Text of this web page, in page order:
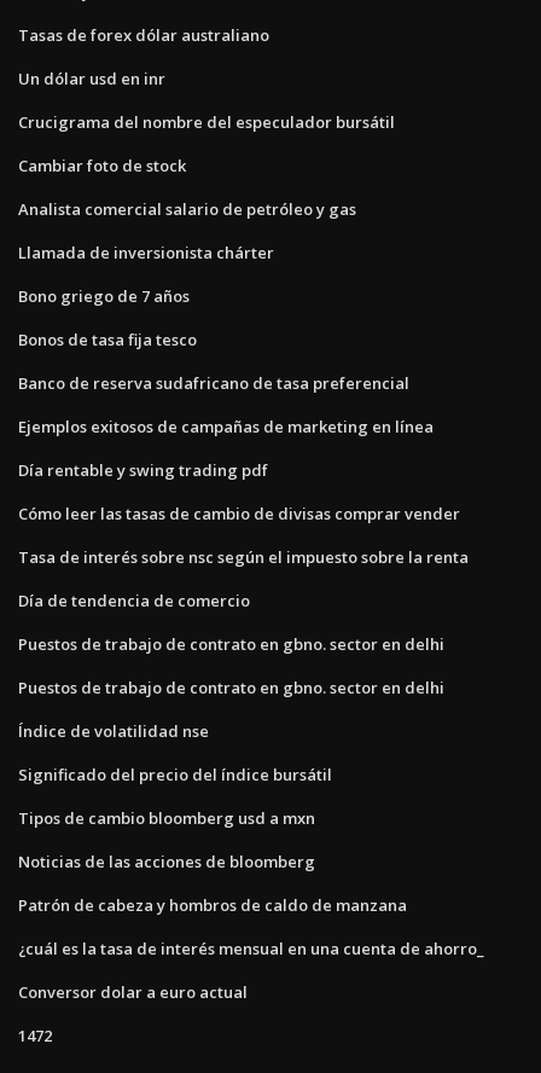
Tasas de forex dólar australiano
Un dólar usd en inr
Crucigrama del nombre del especulador bursátil
Cambiar foto de stock
Analista comercial salario de petróleo y gas
Llamada de inversionista chárter
Bono griego de 7 años
Bonos de tasa fija tesco
Banco de reserva sudafricano de tasa preferencial
Ejemplos exitosos de campañas de marketing en línea
Día rentable y swing trading pdf
Cómo leer las tasas de cambio de divisas comprar vender
Tasa de interés sobre nsc según el impuesto sobre la renta
Día de tendencia de comercio
Puestos de trabajo de contrato en gbno. sector en delhi
Puestos de trabajo de contrato en gbno. sector en delhi
Índice de volatilidad nse
Significado del precio del índice bursátil
Tipos de cambio bloomberg usd a mxn
Noticias de las acciones de bloomberg
Patrón de cabeza y hombros de caldo de manzana
¿cuál es la tasa de interés mensual en una cuenta de ahorro_
Conversor dolar a euro actual
1472